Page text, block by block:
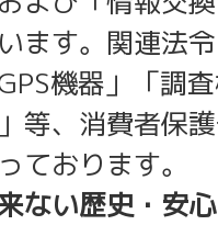
ます。関連法
機器」「調
等、消費者保
ております。
ない歴史・安